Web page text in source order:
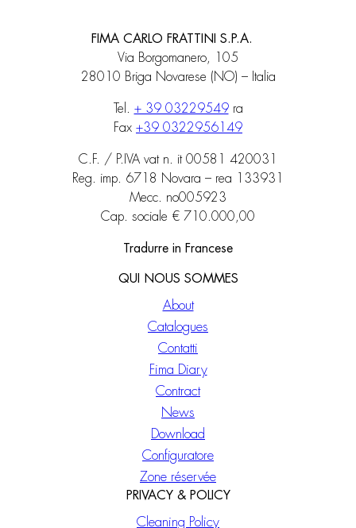
FIMA CARLO FRATTINI S.P.A.
Via Borgomanero, 105
28010 Briga Novarese (NO) – Italia
Tel. + 39 03229549ra
Fax +39 0322956149
C.F. / P.IVA vat n. it 00581 420031
Reg. imp. 6718 Novara – rea 133931
Mecc. no005923
Cap. sociale € 710.000,00
Tradurre in Francese
QUI NOUS SOMMES
About
Catalogues
Contatti
Fima Diary
Contract
News
Download
Configuratore
Zone réservée
PRIVACY & POLICY
Cleaning Policy